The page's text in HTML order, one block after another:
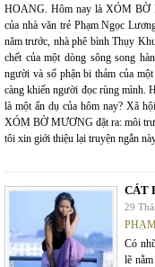
HOANG. Hôm nay là XÓM BỜ
của nhà văn trẻ Phạm Ngọc
năm trước, nhà phê bình Thụy
chết của một dòng sông song
người và số phận bi thảm của
càng khiến người đọc rùng mình.
là một ẩn dụ của hôm nay? Xã
XÓM BỜ MƯƠNG đặt ra: môi
tôi xin giới thiệu lại truyện ngắn
CÁT
29
Có
lẽ